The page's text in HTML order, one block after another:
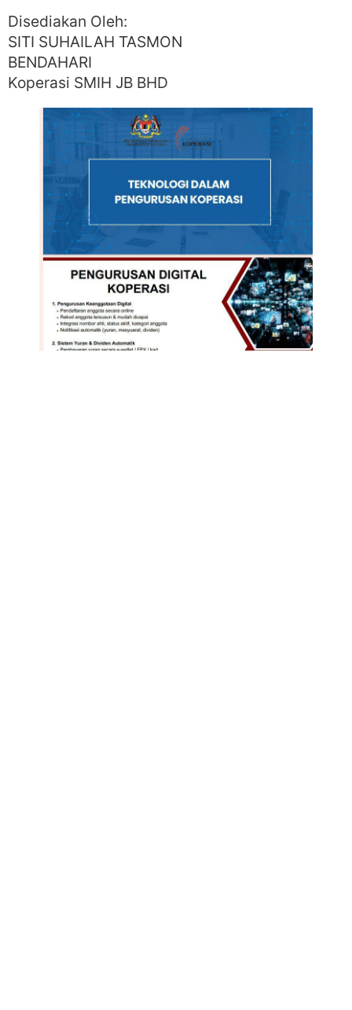
Disediakan Oleh:
SITI SUHAILAH TASMON
BENDAHARI
Koperasi SMIH JB BHD